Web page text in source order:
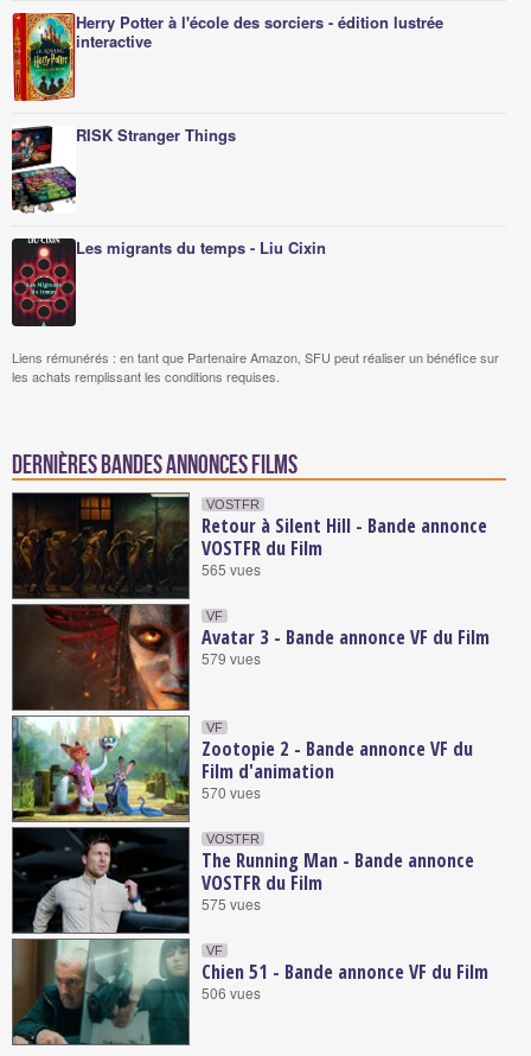
Herry Potter à l'école des sorciers - édition lustrée
interactive
RISK Stranger Things
Les migrants du temps - Liu Cixin
Liens rémunérés : en tant que Partenaire Amazon, SFU peut réaliser un bénéfice sur
les achats remplissant les conditions requises.
Dernières bandes annonces Films
VOSTFR
Retour à Silent Hill - Bande annonce
VOSTFR du Film
565 vues
VF
Avatar 3 - Bande annonce VF du Film
579 vues
VF
Zootopie 2 - Bande annonce VF du
Film d'animation
570 vues
VOSTFR
The Running Man - Bande annonce
VOSTFR du Film
575 vues
VF
Chien 51 - Bande annonce VF du Film
506 vues